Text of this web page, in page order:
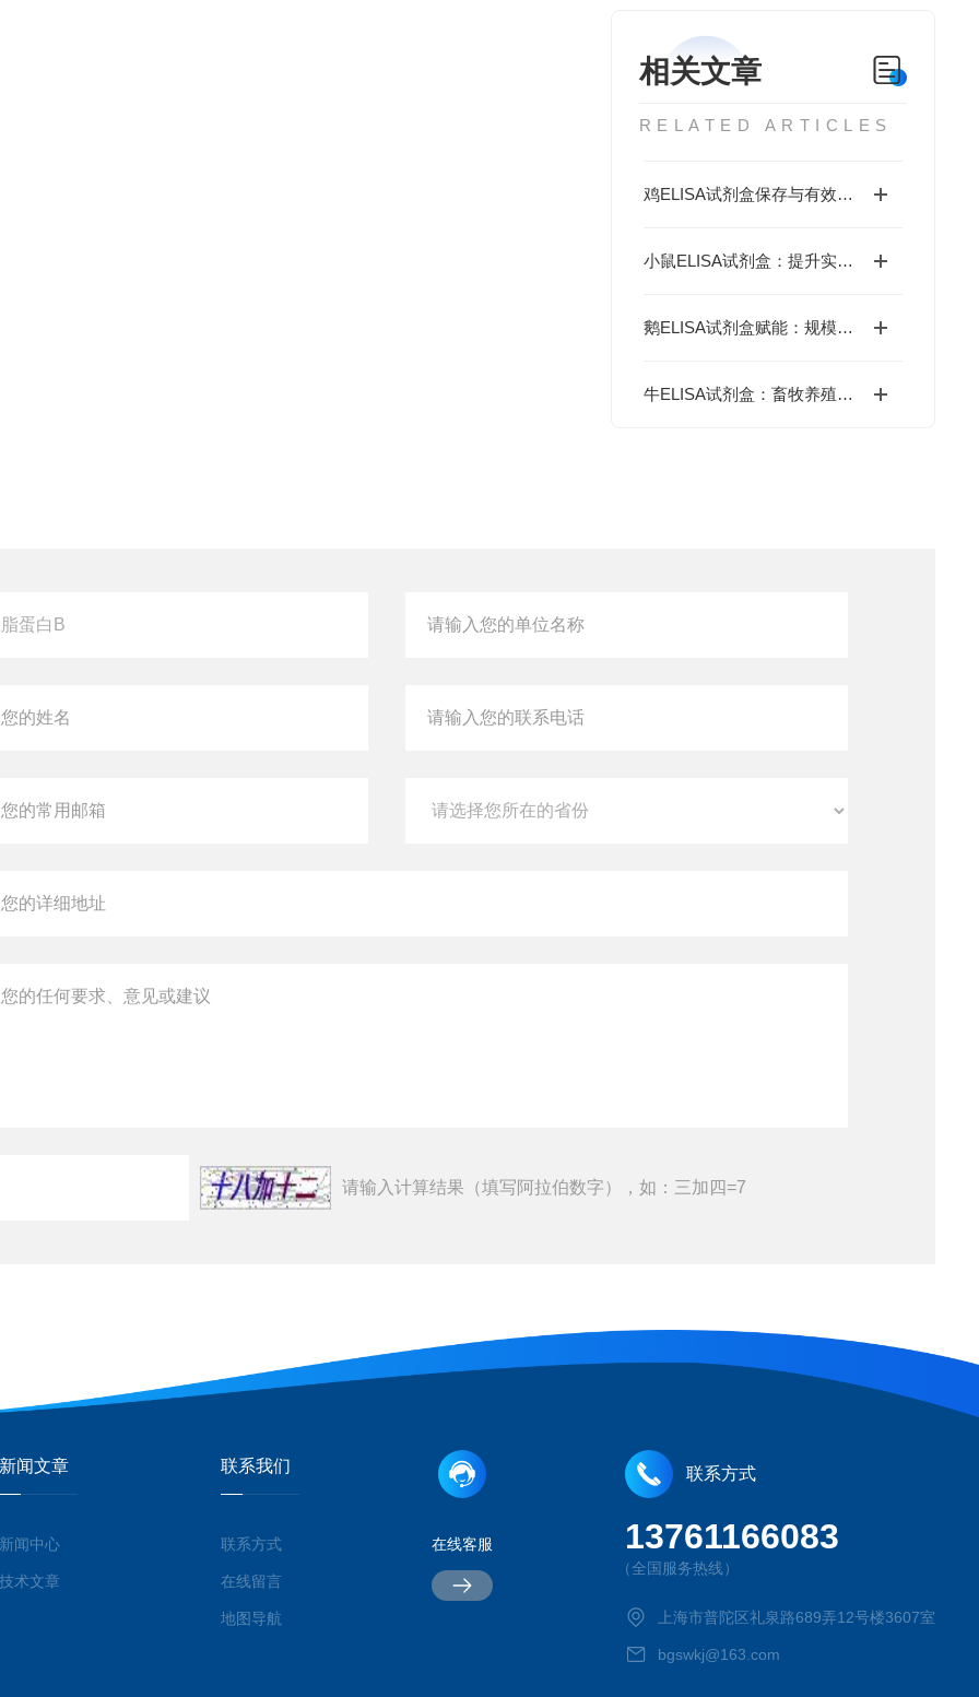
相关文章
RELATED ARTICLES
鸡ELISA试剂盒保存与有效期管理：做错这3步结果全废
小鼠ELISA试剂盒：提升实验效率与数据精度的智能方案
鹅ELISA试剂盒赋能：规模化养殖中的疫病动态监测体系
牛ELISA试剂盒：畜牧养殖中的高效检测工具
请输入计算结果（填写阿拉伯数字），如：三加四=7
新闻文章
新闻中心
技术文章
联系我们
联系方式
在线留言
地图导航
在线客服
联系方式
13761166083
（全国服务热线）
上海市普陀区礼泉路689弄12号楼3607室
bgswkj@163.com